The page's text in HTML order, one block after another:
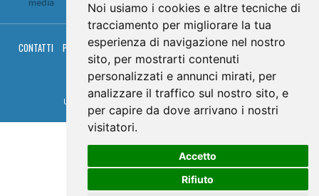
Noi usiamo i cookies e altre tecniche di
tracciamento per migliorare la tua
esperienza di navigazione nel nostro
sito, per mostrarti contenuti
personalizzati e annunci mirati, per
analizzare il traffico sul nostro sito, e
per capire da dove arrivano i nostri
visitatori.
Accetto
Rifiuto
CONTATTI PRIVACY COOKIES PALINSESTO DIRETTA TV
DIRETTA RADIO
RGM HITRADIO
© TRG Media 2005-2026
Umbria Televisioni s.r.l. - P.I.00496230541 - - Powered by